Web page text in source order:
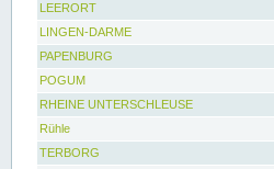
LEERORT
LINGEN-DARME
PAPENBURG
POGUM
RHEINE UNTERSCHLEUSE
Rühle
TERBORG